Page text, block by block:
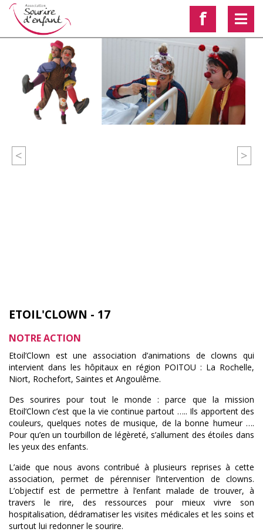
f
< >
ETOIL'CLOWN - 17
NOTRE ACTION
Etoil’Clown est une association d’animations de clowns qui
intervient dans les hôpitaux en région POITOU : La Rochelle,
Niort, Rochefort, Saintes et Angoulême.
Des sourires pour tout le monde : parce que la mission
Etoil’Clown c’est que la vie continue partout ….. Ils apportent des
couleurs, quelques notes de musique, de la bonne humeur ….
Pour qu’en un tourbillon de légèreté, s’allument des étoiles dans
les yeux des enfants.
L’aide que nous avons contribué à plusieurs reprises à cette
association, permet de pérenniser l’intervention de clowns.
L’objectif est de permettre à l’enfant malade de trouver, à
travers le rire, des ressources pour mieux vivre son
hospitalisation, dédramatiser les visites médicales et les soins et
surtout lui redonner le sourire.